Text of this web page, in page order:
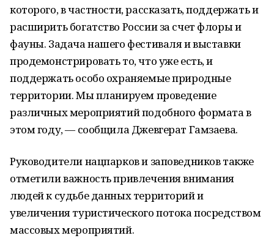
которого, в частности, рассказать, поддержать и
расширить богатство России за счет флоры и
фауны. Задача нашего фестиваля и выставки
продемонстрировать то, что уже есть, и
поддержать особо охраняемые природные
территории. Мы планируем проведение
различных мероприятий подобного формата в
этом году, — сообщила Джевгерат Гамзаева.
Руководители нацпарков и заповедников также
отметили важность привлечения внимания
людей к судьбе данных территорий и
увеличения туристического потока посредством
массовых мероприятий.